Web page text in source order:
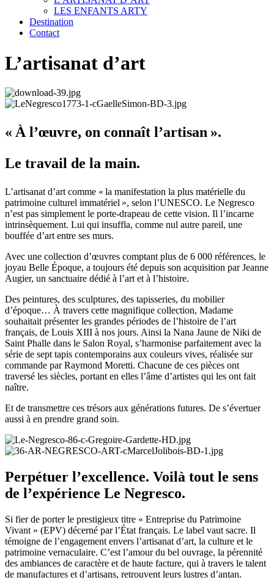
LES ENFANTS ARTY
Destination
Contact
L’artisanat d’art
« À l’œuvre, on connaît l’artisan ».
Le travail de la main.
L’artisanat d’art comme « la manifestation la plus matérielle du
patrimoine culturel immatériel », selon l’UNESCO. Le Negresco
n’est pas simplement le porte-drapeau de cette vision. Il l’incarne
intrinsèquement. Lui qui insuffla, comme nul autre pareil, une
bouffée d’art entre ses murs.
Avec une collection d’œuvres comptant plus de 6 000 références, le
joyau Belle Époque, a toujours été depuis son acquisition par Jeanne
Augier, un sanctuaire dédié à l’art et à l’histoire.
Des peintures, des sculptures, des tapisseries, du mobilier
d’époque… À travers cette magnifique collection, Madame
souhaitait présenter les grandes périodes de l’histoire de l’art
français, de Louis XIII à nos jours. Ainsi la Nana Jaune de Niki de
Saint Phalle dans le Salon Royal, s’harmonise parfaitement avec la
série de sept tapis contemporains aux couleurs vives, réalisée sur
commande par Raymond Moretti. Chacune de ces pièces ont
traversé les siècles, portant en elles l’âme d’artistes qui les ont fait
naître.
Et de transmettre ces trésors aux générations futures. De s’évertuer
aussi à en prendre grand soin.
Perpétuer l’excellence. Voilà tout le sens
de l’expérience Le Negresco.
Si fier de porter le prestigieux titre « Entreprise du Patrimoine
Vivant » (EPV) décerné par l’État français. Le label vaut sacre. Il
témoigne de l’engagement envers l’artisanat d’art, la culture et le
patrimoine vernaculaire. C’est l’amour du bel ouvrage, la pérennité
des ambiances de caractère et de haute facture, qui à travers le talent
de manufactures et d’artisans, retrouvent leurs lustres d’antan.